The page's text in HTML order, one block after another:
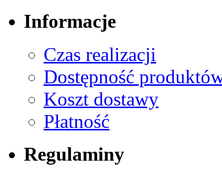
Informacje
Czas realizacji
Dostępność
Koszt dostawy
Płatność
Regulaminy